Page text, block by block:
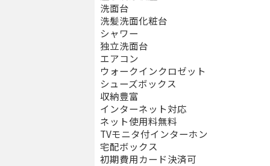
洗面台
洗髪洗面化粧台
シャワー
独立洗面台
エアコン
ウォークインクロゼット
シューズボックス
収納豊富
インターネット対応
ネット使用料無料
TVモニタ付インターホン
宅配ボックス
初期費用カード決済可